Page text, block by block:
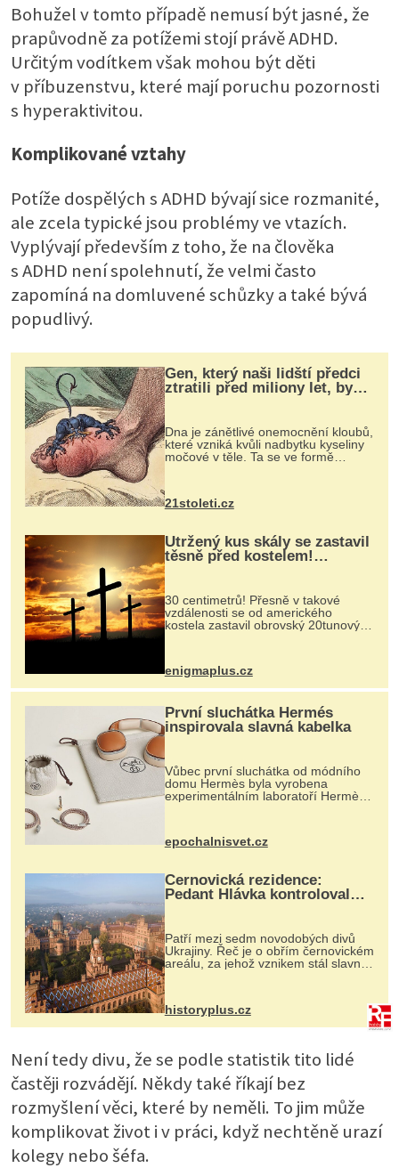
Bohužel v tomto případě nemusí být jasné, že
prapůvodně za potížemi stojí právě ADHD.
Určitým vodítkem však mohou být děti
v příbuzenstvu, které mají poruchu pozornosti
s hyperaktivitou.
Komplikované vztahy
Potíže dospělých s ADHD bývají sice rozmanité,
ale zcela typické jsou problémy ve vtazích.
Vyplývají především z toho, že na člověka
s ADHD není spolehnutí, že velmi často
zapomíná na domluvené schůzky a také bývá
popudlivý.
Gen, který naši lidští předci
ztratili před miliony let, by
mohl pomoci s léčbou
„nemoci králů“
Dna je zánětlivé onemocnění kloubů,
které vzniká kvůli nadbytku kyseliny
močové v těle. Ta se ve formě
nohou, a způsobuje bole...
21stoleti.cz
Utržený kus skály se zastavil
těsně před kostelem!
Ochránila ho boží síla?
30 centimetrů! Přesně v takové
vzdálenosti se od amerického
kostela zastavil obrovský 20tunový
...
enigmaplus.cz
První sluchátka Hermés
inspirovala slavná kabelka
Vůbec první sluchátka od módního
domu Hermès byla vyrobena
experimentálním laboratoří Hermès
kovový...
epochalnisvet.cz
Černovická rezidence:
Pedant Hlávka kontroloval
Patří mezi sedm novodobých divů
Ukrajiny. Řeč je o obřím černovickém
areálu, za jehož vznikem stál slavný
český architekt Josef Hlávka. Ten si
na něm dal mimořádně záležet. Jeho
stavební plány by při ...
historyplus.cz
Není tedy divu, že se podle statistik tito lidé
častěji rozvádějí. Někdy také říkají bez
rozmyšlení věci, které by neměli. To jim může
komplikovat život i v práci, když nechtěně urazí
kolegy nebo šéfa.